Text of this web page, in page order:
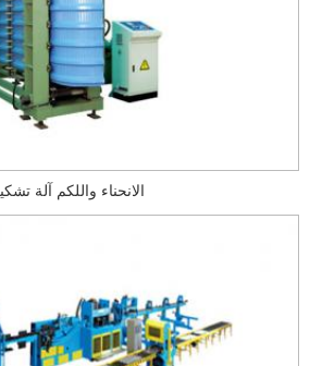
الانحناء واللكم آلة